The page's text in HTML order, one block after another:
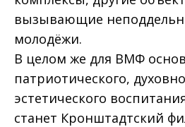
вызывающие
молодёжи.
В целом же для ВМФ
патриотического,
эстетического
станет Кронштадтский